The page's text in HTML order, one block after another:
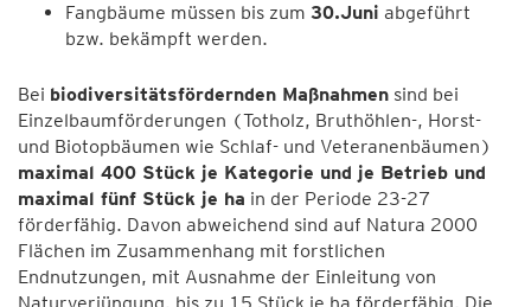
Fangbäume müssen bis zum 30.Juni abgeführt
bzw. bekämpft werden.
Bei biodiversitätsfördernden Maßnahmen sind bei
Einzelbaumförderungen (Totholz, Bruthöhlen-, Horst-
und Biotopbäumen wie Schlaf- und Veteranenbäumen)
maximal 400 Stück je Kategorie und je Betrieb und
maximal fünf Stück je ha in der Periode 23-27
förderfähig. Davon abweichend sind auf Natura 2000
Flächen im Zusammenhang mit forstlichen
Endnutzungen, mit Ausnahme der Einleitung von